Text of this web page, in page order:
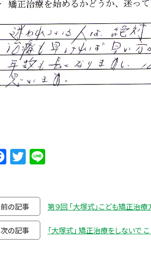
Facebook
Twitter
前の記事 第９回 「大塚式」こども矯正
次の記事 「大塚式」 矯正治療をしないで